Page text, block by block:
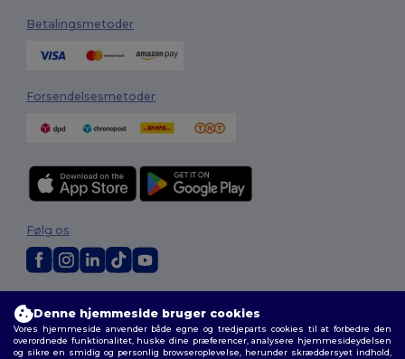
Betalingsmetoder
Forsendelsesmetoder
Vilkår og Betingelser|Tilpasset politik |Fortrolighedspolitik
cookies|Sitemap
Følg os
Denne hjemmeside bruger cookies
Vores hjemmeside anvender både egne og tredjeparts cookies til at forbedre den
overordnede funktionalitet, huske dine præferencer, analysere hjemmesideydelsen
og sikre en smidig og personlig browseroplevelse, herunder skræddersyet indhold,